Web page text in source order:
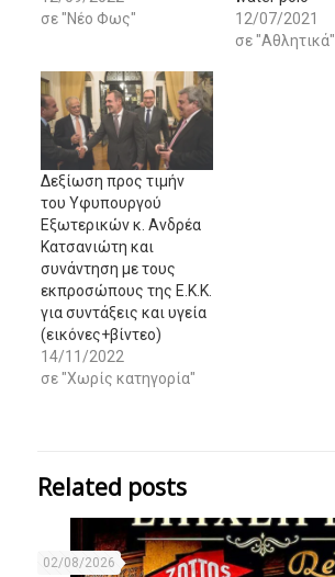
σε "Νέο Φως"
12/07/2021
σε "Αθλητικά"
Δεξίωση προς τιμήν
του Υφυπουργού
Εξωτερικών κ. Ανδρέα
Κατσανιώτη και
συνάντηση με τους
εκπροσώπους της Ε.Κ.Κ.
για συντάξεις και υγεία
(εικόνες+βίντεο)
14/11/2022
σε "Χωρίς κατηγορία"
Related posts
02/08/2026